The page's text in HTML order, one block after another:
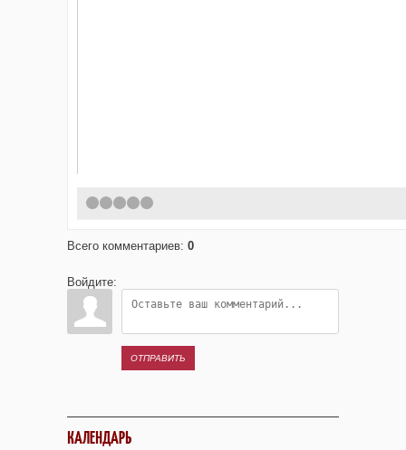
1 2 3 4
Всего комментариев: 0
Войдите:
ОТПРАВИТЬ
КАЛЕНДАРЬ